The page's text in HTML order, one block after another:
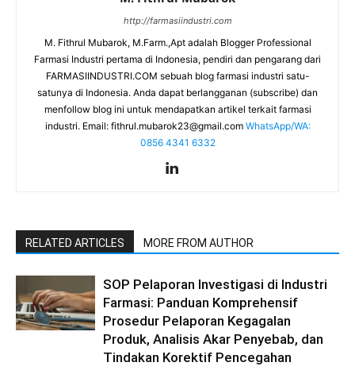
http://farmasiindustri.com
M. Fithrul Mubarok, M.Farm.,Apt adalah Blogger Professional
Farmasi Industri pertama di Indonesia, pendiri dan pengarang dari
FARMASIINDUSTRI.COM sebuah blog farmasi industri satu-
satunya di Indonesia. Anda dapat berlangganan (subscribe) dan
menfollow blog ini untuk mendapatkan artikel terkait farmasi
industri. Email: fithrul.mubarok23@gmail.com WhatsApp/WA:
0856 4341 6332
RELATED ARTICLES MORE FROM AUTHOR
SOP Pelaporan Investigasi di Industri
Farmasi: Panduan Komprehensif
Prosedur Pelaporan Kegagalan
Produk, Analisis Akar Penyebab, dan
Tindakan Korektif Pencegahan